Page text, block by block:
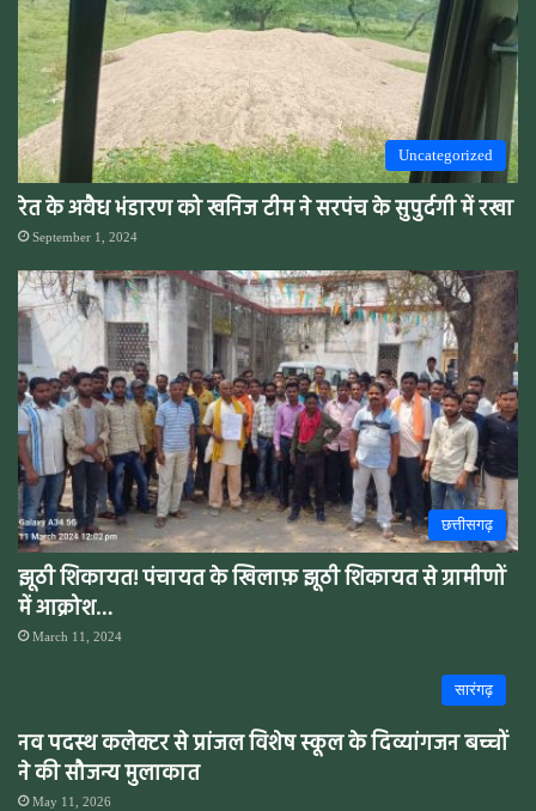
Uncategorized
रेत के अवैध भंडारण को खनिज टीम ने सरपंच के सुपुर्दगी में रखा
September 1, 2024
छत्तीसगढ़
झूठी शिकायत! पंचायत के खिलाफ़ झूठी शिकायत से ग्रामीणों
में आक्रोश…
March 11, 2024
सारंगढ़
नव पदस्थ कलेक्टर से प्रांजल विशेष स्कूल के दिव्यांगजन बच्चों
ने की सौजन्य मुलाकात
May 11, 2026